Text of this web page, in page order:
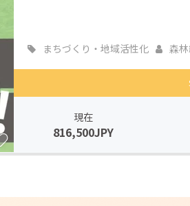
まちづくり・地域活性化 森
現在
816,500JPY